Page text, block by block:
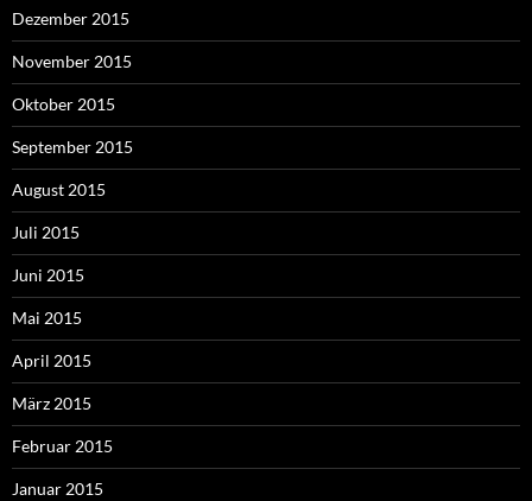
Dezember 2015
November 2015
Oktober 2015
September 2015
August 2015
Juli 2015
Juni 2015
Mai 2015
April 2015
März 2015
Februar 2015
Januar 2015